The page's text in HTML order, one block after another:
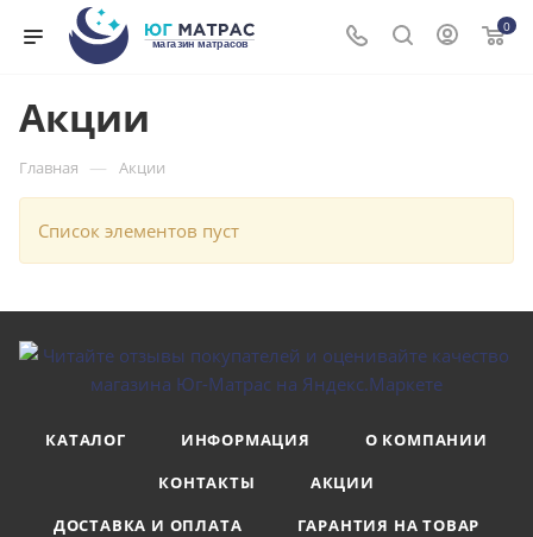
0
Акции
Главная — Акции
Список элементов пуст
КАТАЛОГ ИНФОРМАЦИЯ
О КОМПАНИИ
КОНТАКТЫ
АКЦИИ
ДОСТАВКА И ОПЛАТА
ГАРАНТИЯ НА ТОВАР